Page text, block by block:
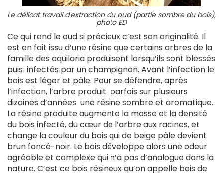
Le délicat travail d'extraction du oud (partie sombre du bois),
photo ED
Ce qui rend le oud si précieux c’est son originalité. Il
est en fait issu d’une résine que certains arbres de la
famille des aquilaria produisent lorsqu’ils sont blessés
puis infectés par un champignon. Avant l’infection le
bois est léger et pâle. Pour se défendre, après
l’infection, l’arbre produit parfois sur plusieurs
dizaines d’années une résine sombre et aromatique.
La résine produite augmente la masse et la densité
du bois infecté, du cœur de l’arbre aux racines, et
change la couleur du bois qui de beige pâle devient
brun foncé-noir. Le bois développe alors une odeur
agréable et complexe qui n’a pas d’analogue dans la
nature. C’est ce bois résineux qu’on appelle bois de